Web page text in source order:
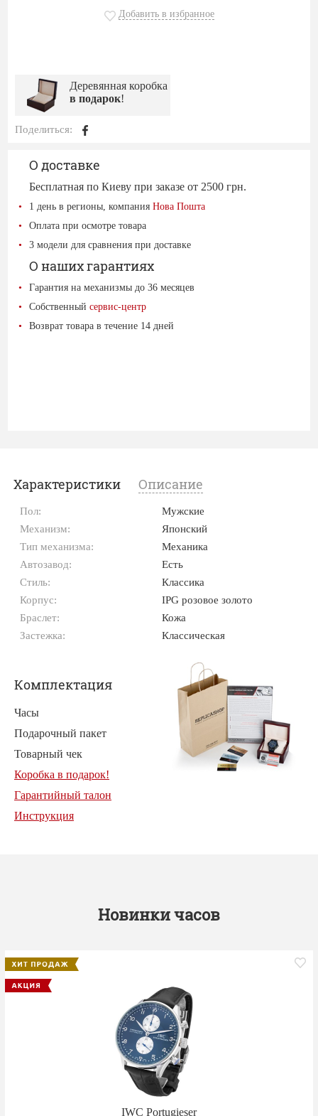
Добавить в избранное
Деревянная коробка
в подарок!
Поделиться:
О доставке
Бесплатная по Киеву при заказе от 2500 грн.
1 день в регионы, компанияНова Пошта
Оплата при осмотре товара
3 модели для сравнения при доставке
О наших гарантиях
Гарантия на механизмы до 36 месяцев
Собственныйсервис-центр
Возврат товара в течение 14 дней
Характеристики Описание
Пол:
Мужские
Механизм:
Японский
Тип механизма:
Механика
Автозавод:
Есть
Стиль:
Классика
Корпус:
IPG розовое золото
Браслет:
Кожа
Застежка:
Классическая
Комплектация
Часы
Подарочный пакет
Товарный чек
Коробка в подарок!
Гарантийный талон
Инструкция
Новинки часов
IWC Portugieser